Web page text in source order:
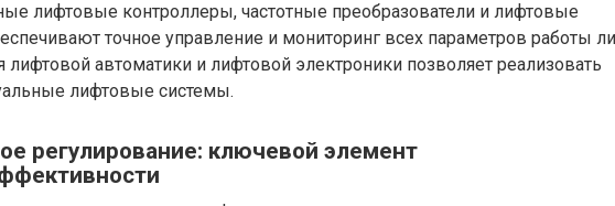
лифтовые контроллеры, частотные преобразователи и лифтовые
точное управление и мониторинг всех параметров работы
лифтовой автоматики и лифтовой электроники позволяет реализовать
лифтовые системы.
регулирование: ключевой элемент